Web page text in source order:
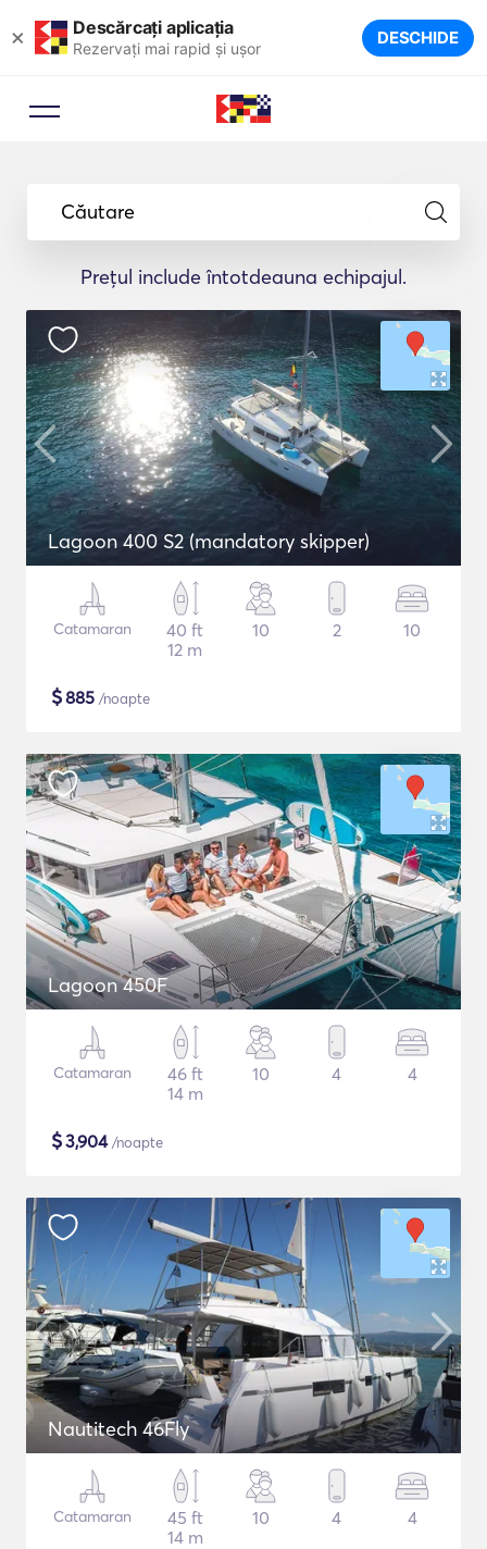
× Descărcați aplicația
Rezervați mai rapid și ușor DESCHIDE
Căutare
Prețul include întotdeauna echipajul.
Lagoon 400 S2 (mandatory skipper)
Catamaran
40 ft
12 m
10 2 10
$885 /noapte
Lagoon 450F
Catamaran
46 ft
14 m
10 4 4
$3,904/noapte
Nautitech 46Fly
Catamaran
45 ft
14 m
10 4 4